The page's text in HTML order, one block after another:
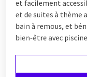
et facilement
et de suites à thème
bain à remous, et
bien-être avec